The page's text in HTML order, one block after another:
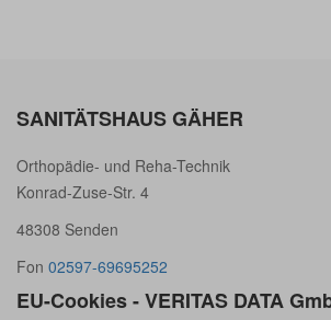
SANITÄTSHAUS GÄHER
Orthopädie- und Reha-Technik
Konrad-Zuse-Str. 4
48308 Senden
Fon 02597-69695252
EU-Cookies - VERITAS DATA